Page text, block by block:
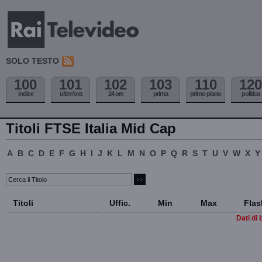
SOLO TESTO
100
indice
101
ultim'ora
102
24 ore
103
prima
110
primo piano
120
politica
Titoli FTSE Italia Mid Cap
A B C D E F G H I J K L M N O P Q R S T U V W X Y
Titoli Uffic. Min Max
Dati di